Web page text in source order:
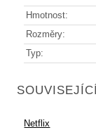
Hmotnost:
Rozměry:
Typ:
Netflix